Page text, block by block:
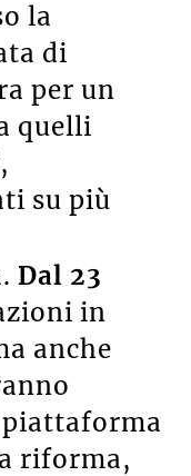
la
di
per un
quelli
su più
Dal 23
in
anche
riforma,